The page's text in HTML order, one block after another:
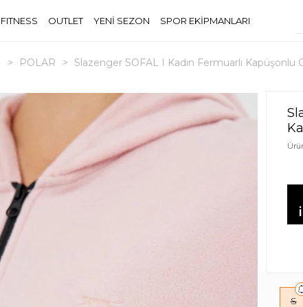
FITNESS OUTLET YENİ SEZON SPOR EKİPMANLARI
> POLAR > Slazenger SOFAL I Kadın Fermuarlı Kapüşonlu
S